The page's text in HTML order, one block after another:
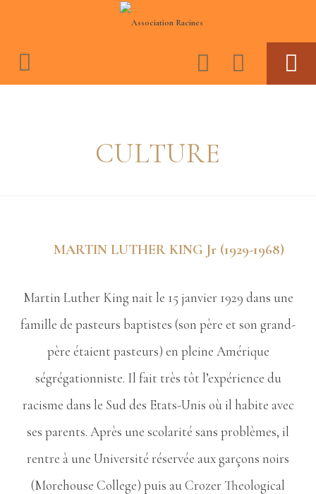
ESPACE MEMBRES
CULTURE
MARTIN LUTHER KING Jr (1929-1968)
Martin Luther King nait le 15 janvier 1929 dans une
famille de pasteurs baptistes (son père et son grand-
père étaient pasteurs) en pleine Amérique
ségrégationniste. Il fait très tôt l’expérience du
racisme dans le Sud des Etats-Unis où il habite avec
ses parents. Après une scolarité sans problèmes, il
rentre à une Université réservée aux garçons noirs
(Morehouse College) puis au Crozer Theological